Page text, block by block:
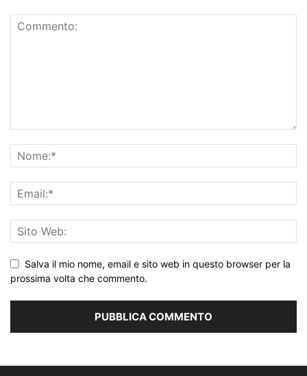
Salva il mio nome, email e sito web in questo browser per la
prossima volta che commento.